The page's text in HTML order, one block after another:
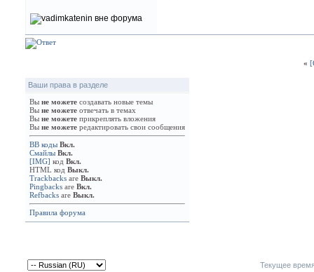
«
Ваши права в разделе
Вы не можете создавать новые темы
Вы не можете отвечать в темах
Вы не можете прикреплять вложения
Вы не можете редактировать свои сообщения
BB коды Вкл.
Смайлы Вкл.
[IMG] код Вкл.
HTML код Выкл.
Trackbacks are Выкл.
Pingbacks are Вкл.
Refbacks are Выкл.
Правила форума
Текущее